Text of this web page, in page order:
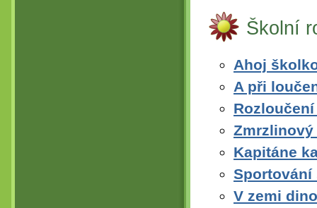
Školní
Ahoj
A při
Zmrzlinový
Kapitáne
V zemi